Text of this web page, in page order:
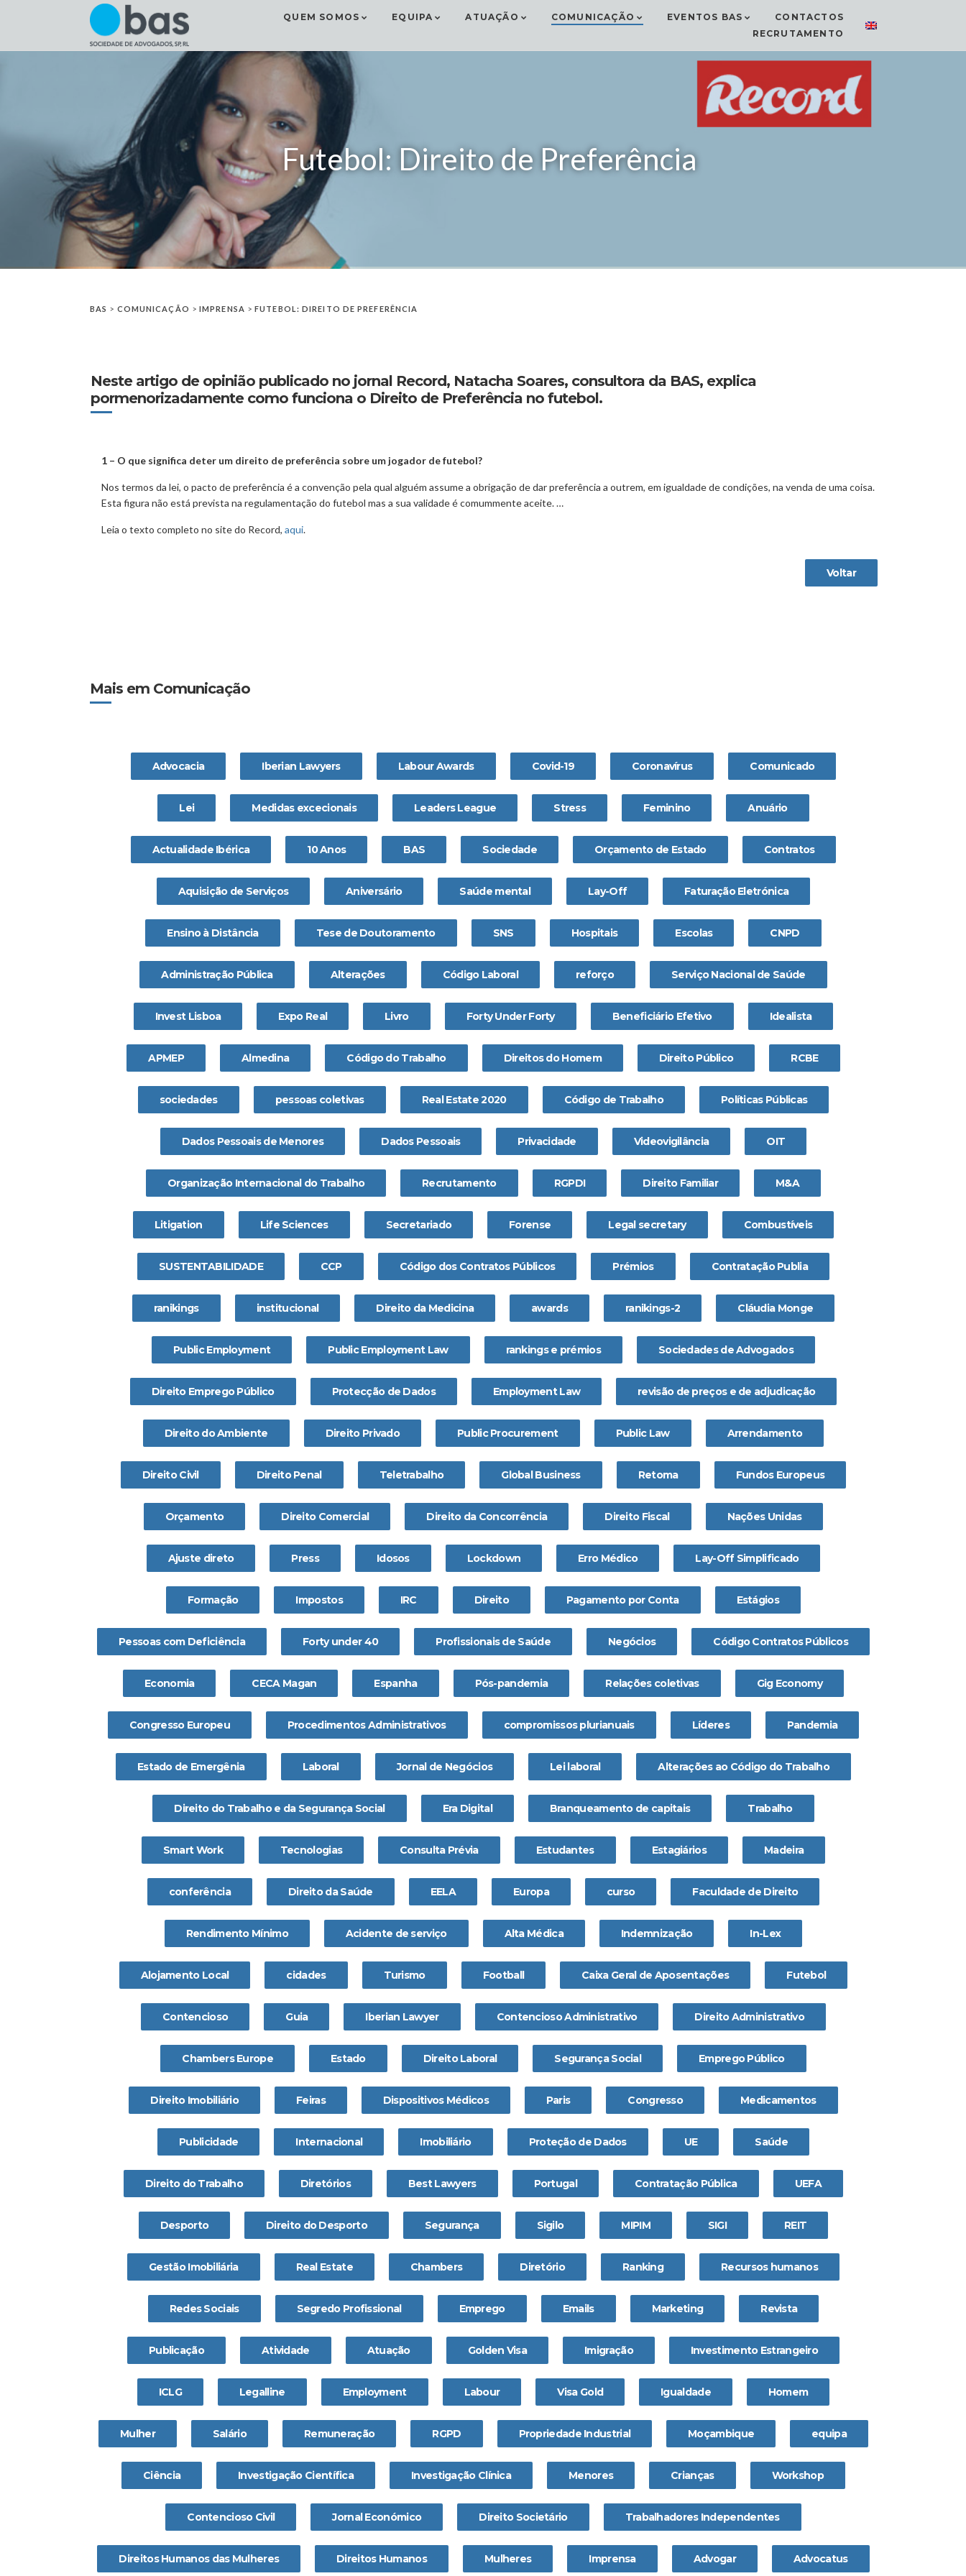
QUEM SOMOS EQUIPA ATUAÇÃO COMUNICAÇÃO EVENTOS BAS
CONTACTOS
RECRUTAMENTO
Futebol: Direito de Preferência
BAS > COMUNICAÇÃO >IMPRENSA >FUTEBOL: DIREITO DE PREFERÊNCIA
Neste artigo de opinião publicado no jornal Record, Natacha Soares, consultora da BAS, explica
pormenorizadamente como funciona o Direito de Preferência no futebol.
1 – O que significa deter um direito de preferência sobre um jogador de futebol?
Nos termos da lei, o pacto de preferência é a convenção pela qual alguém assume a obrigação de dar preferência a outrem, em igualdade de condições, na venda de uma coisa.
Esta figura não está prevista na regulamentação do futebol mas a sua validade é comummente aceite. …
Leia o texto completo no site do Record, aqui.
Voltar
Mais em Comunicação
Advocacia Iberian Lawyers Labour Awards Covid-19 Coronavírus Comunicado
Lei Medidas excecionais Leaders League Stress Feminino Anuário
Actualidade Ibérica 10 Anos BAS Sociedade Orçamento de Estado Contratos
Aquisição de Serviços Aniversário Saúde mental Lay-Off Faturação Eletrónica
Ensino à Distância Tese de Doutoramento SNS Hospitais Escolas CNPD
Administração Pública Alterações Código Laboral reforço Serviço Nacional de Saúde
Invest Lisboa Expo Real Livro Forty Under Forty Beneficiário Efetivo Idealista
APMEP Almedina Código do Trabalho Direitos do Homem Direito Público RCBE
sociedades pessoas coletivas Real Estate 2020 Código de Trabalho Políticas Públicas
Dados Pessoais de Menores Dados Pessoais Privacidade Videovigilância OIT
Organização Internacional do Trabalho Recrutamento RGPDI Direito Familiar M&A
Litigation Life Sciences Secretariado Forense Legal secretary Combustíveis
SUSTENTABILIDADE CCP Código dos Contratos Públicos Prémios Contratação Publia
ranikings institucional Direito da Medicina awards ranikings-2 Cláudia Monge
Public Employment Public Employment Law rankings e prémios Sociedades de Advogados
Direito Emprego Público Protecção de Dados Employment Law revisão de preços e de adjudicação
Direito do Ambiente Direito Privado Public Procurement Public Law Arrendamento
Direito Civil Direito Penal Teletrabalho Global Business Retoma Fundos Europeus
Orçamento Direito Comercial Direito da Concorrência Direito Fiscal Nações Unidas
Ajuste direto Press Idosos Lockdown Erro Médico Lay-Off Simplificado
Formação Impostos IRC Direito Pagamento por Conta Estágios
Pessoas com Deficiência Forty under 40 Profissionais de Saúde Negócios Código Contratos Públicos
Economia CECA Magan Espanha Pós-pandemia Relações coletivas Gig Economy
Congresso Europeu Procedimentos Administrativos compromissos plurianuais Líderes Pandemia
Estado de Emergênia Laboral Jornal de Negócios Lei laboral Alterações ao Código do Trabalho
Direito do Trabalho e da Segurança Social Era Digital Branqueamento de capitais Trabalho
Smart Work Tecnologias Consulta Prévia Estudantes Estagiários Madeira
conferência Direito da Saúde EELA Europa curso Faculdade de Direito
Rendimento Mínimo Acidente de serviço Alta Médica Indemnização In-Lex
Alojamento Local cidades Turismo Football Caixa Geral de Aposentações Futebol
Contencioso Guia Iberian Lawyer Contencioso Administrativo Direito Administrativo
Chambers Europe Estado Direito Laboral Segurança Social Emprego Público
Direito Imobiliário Feiras Dispositivos Médicos Paris Congresso Medicamentos
Publicidade Internacional Imobiliário Proteção de Dados UE Saúde
Direito do Trabalho Diretórios Best Lawyers Portugal Contratação Pública UEFA
Desporto Direito do Desporto Segurança Sigilo MIPIM SIGI REIT
Gestão Imobiliária Real Estate Chambers Diretório Ranking Recursos humanos
Redes Sociais Segredo Profissional Emprego Emails Marketing Revista
Publicação Atividade Atuação Golden Visa Imigração Investimento Estrangeiro
ICLG Legalline Employment Labour Visa Gold Igualdade Homem
Mulher Salário Remuneração RGPD Propriedade Industrial Moçambique equipa
Ciência Investigação Científica Investigação Clínica Menores Crianças Workshop
Contencioso Civil Jornal Económico Direito Societário Trabalhadores Independentes
Direitos Humanos das Mulheres Direitos Humanos Mulheres Imprensa Advogar Advocatus